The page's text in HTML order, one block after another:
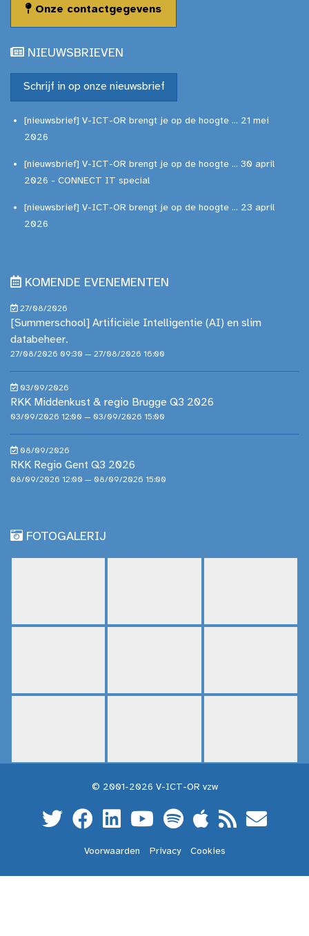
Onze contactgegevens
NIEUWSBRIEVEN
Schrijf in op onze nieuwsbrief
[nieuwsbrief] V-ICT-OR brengt je op de hoogte ... 21 mei
2026
[nieuwsbrief] V-ICT-OR brengt je op de hoogte ... 30 april
2026 - CONNECT IT special
[nieuwsbrief] V-ICT-OR brengt je op de hoogte ... 23 april
2026
KOMENDE EVENEMENTEN
27/08/2026
[Summerschool] Artificiële Intelligentie (AI) en slim
databeheer.
27/08/2026 09:30 — 27/08/2026 16:00
03/09/2026
RKK Middenkust & regio Brugge Q3 2026
03/09/2026 12:00 — 03/09/2026 15:00
08/09/2026
RKK Regio Gent Q3 2026
08/09/2026 12:00 — 08/09/2026 15:00
FOTOGALERIJ
© 2001-2026 V-ICT-OR vzw
Voorwaarden Privacy Cookies